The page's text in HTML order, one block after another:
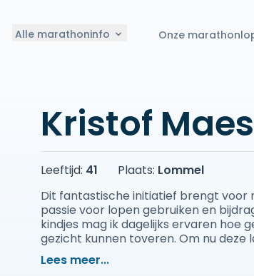
Alle marathoninfo Onze
Kristof Maes
Leeftijd: 41 Plaats: Lommel
Dit fantastische initiatief brengt voor
passie voor lopen gebruiken en
kindjes mag ik dagelijks ervaren hoe
gezicht kunnen toveren. Om nu deze
te brengen, daar ga ik mij elke meter
massaal ons initiatief en kunnen we in
Lees meer...